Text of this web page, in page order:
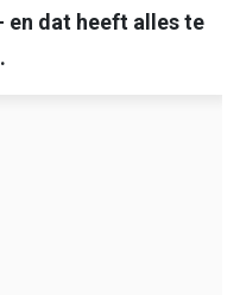
en dat heeft alles te